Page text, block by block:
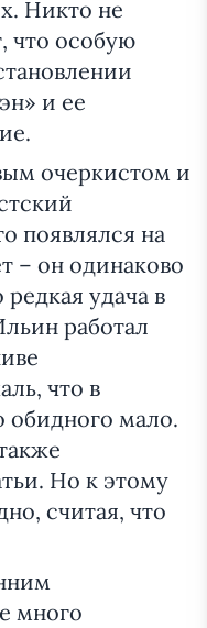
Никто не
что особую
и ее
очеркистом и
появлялся на
– он одинаково
удача в
работал
что в
обидного мало.
Но к этому
считая, что
много